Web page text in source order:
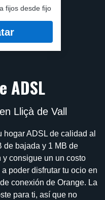
fijos desde fijo
ADSL
Lliçà de Vall
ADSL de calidad al
de bajada y 1 MB de
consigue un un costo
poder disfrutar tu ocio en
conexión de Orange. La
para ti, así que no